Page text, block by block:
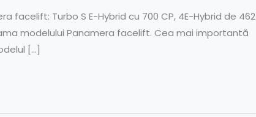
facelift: Turbo S E-Hybrid cu 700 CP, 4E-Hybrid de 462
modelului Panamera facelift. Cea mai importantă
[…]